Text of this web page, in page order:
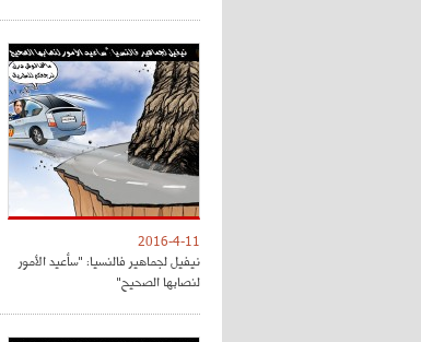
2016-4-11
نيفيل لجماهير فالنسيا: "سأعيد الأمور
لنصابها الصحيح"